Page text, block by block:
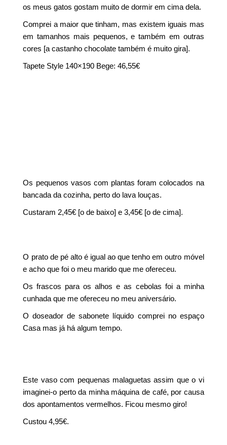
os meus gatos gostam muito de dormir em cima dela.
Comprei a maior que tinham, mas existem iguais mas
em tamanhos mais pequenos, e também em outras
cores [a castanho chocolate também é muito gira].
Tapete Style 140×190 Bege: 46,55€
Os pequenos vasos com plantas foram colocados na
bancada da cozinha, perto do lava louças.
Custaram 2,45€ [o de baixo] e 3,45€ [o de cima].
O prato de pé alto é igual ao que tenho em outro móvel
e acho que foi o meu marido que me ofereceu.
Os frascos para os alhos e as cebolas foi a minha
cunhada que me ofereceu no meu aniversário.
O doseador de sabonete líquido comprei no espaço
Casa mas já há algum tempo.
Este vaso com pequenas malaguetas assim que o vi
imaginei-o perto da minha máquina de café, por causa
dos apontamentos vermelhos. Ficou mesmo giro!
Custou 4,95€.